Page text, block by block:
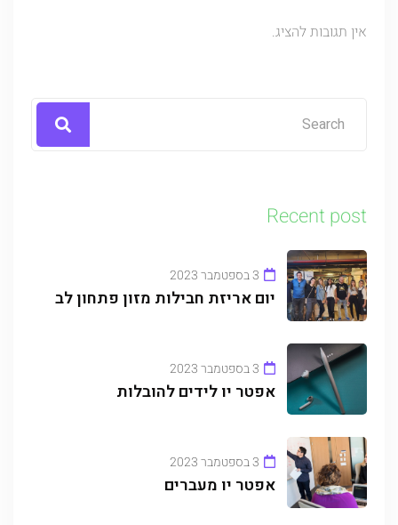
אין תגובות להציג.
Recent post
3 בספטמבר 2023
יום אריזת חבילות מזון פתחון לב
3 בספטמבר 2023
אפטר יו לידים להובלות
3 בספטמבר 2023
אפטר יו מעברים